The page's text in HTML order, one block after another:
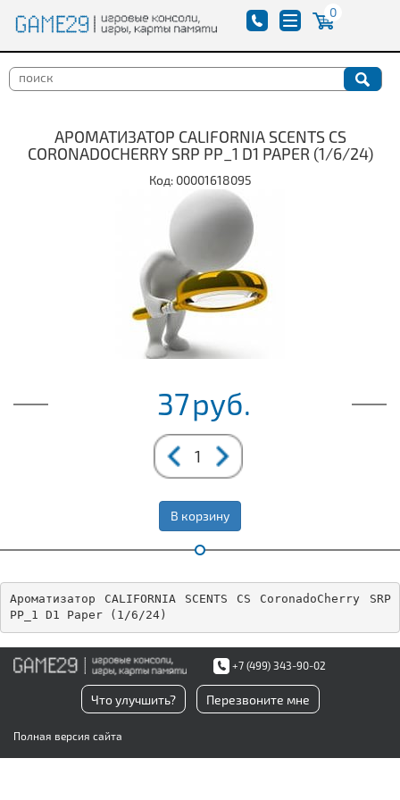
0
АРОМАТИЗАТОР CALIFORNIA SCENTS CS
CORONADOCHERRY SRP PP_1 D1 PAPER (1/6/24)
Код: 00001618095
37руб.
В корзину
Ароматизатор CALIFORNIA SCENTS CS CoronadoCherry SRP
PP_1 D1 Paper (1/6/24)
+7 (499) 343-90-02
Что улучшить? Перезвоните мне
Полная версия сайта